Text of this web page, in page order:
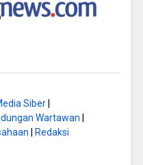
Siber|
Wartawan
Redaksi